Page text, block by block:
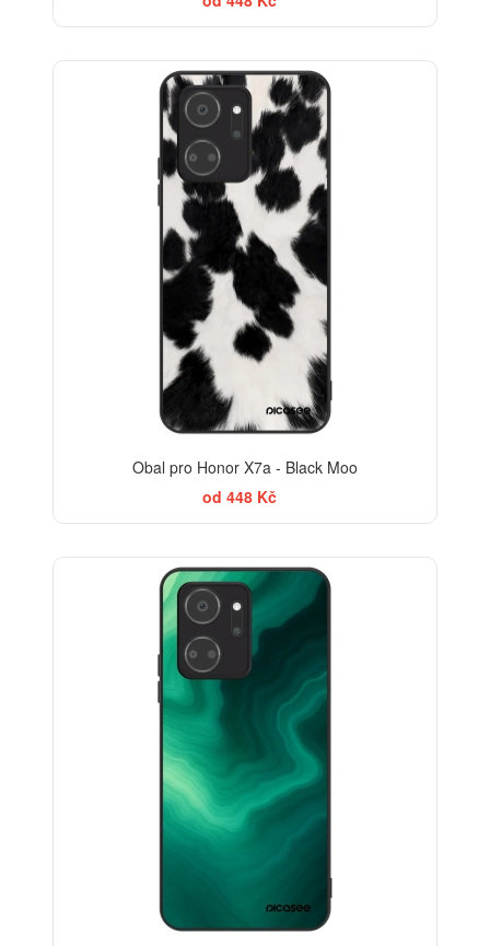
Obal pro Honor X7a - Black Moo
od 448 Kč